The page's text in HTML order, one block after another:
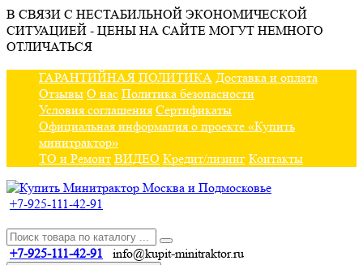
В СВЯЗИ С НЕСТАБИЛЬНОЙ ЭКОНОМИЧЕСКОЙ
СИТУАЦИЕЙ - ЦЕНЫ НА САЙТЕ МОГУТ НЕМНОГО
ОТЛИЧАТЬСЯ
ГАРАНТИЙНАЯ ПОЛИТИКА Доставка и оплата
Отзывы О нас Политика безопасности
Условия соглашения Сертификаты
Официальная информация о проекте «Купить
минитрактор»
ТО и Ремонт ВИДЕО Кредит/лизинг Контакты
+7-925-111-42-91
+7-925-111-42-91 info@kupit-minitraktor.ru